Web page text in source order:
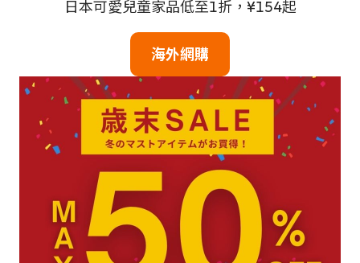
日本可愛兒童家品低至1折，¥154起
海外網購